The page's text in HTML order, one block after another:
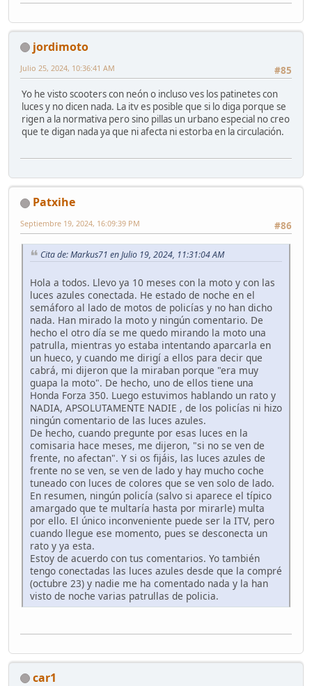
jordimoto
#85
Julio 25, 2024, 10:36:41 AM
Yo he visto scooters con neón o incluso ves los patinetes con
luces y no dicen nada. La itv es posible que si lo diga porque se
rigen a la normativa pero sino pillas un urbano especial no creo
que te digan nada ya que ni afecta ni estorba en la circulación.
Patxihe
#86
Septiembre 19, 2024, 16:09:39 PM
Cita de: Markus71 en Julio 19, 2024, 11:31:04 AM
Hola a todos. Llevo ya 10 meses con la moto y con las
luces azules conectada. He estado de noche en el
semáforo al lado de motos de policías y no han dicho
nada. Han mirado la moto y ningún comentario. De
hecho el otro día se me quedo mirando la moto una
patrulla, mientras yo estaba intentando aparcarla en
un hueco, y cuando me dirigí a ellos para decir que
cabrá, mi dijeron que la miraban porque "era muy
guapa la moto". De hecho, uno de ellos tiene una
Honda Forza 350. Luego estuvimos hablando un rato y
NADIA, APSOLUTAMENTE NADIE , de los policías ni hizo
ningún comentario de las luces azules.
De hecho, cuando pregunte por esas luces en la
comisaria hace meses, me dijeron, "si no se ven de
frente, no afectan". Y si os fijáis, las luces azules de
frente no se ven, se ven de lado y hay mucho coche
tuneado con luces de colores que se ven solo de lado.
En resumen, ningún policía (salvo si aparece el típico
amargado que te multaría hasta por mirarle) multa
por ello. El único inconveniente puede ser la ITV, pero
cuando llegue ese momento, pues se desconecta un
rato y ya esta.
Estoy de acuerdo con tus comentarios. Yo también
tengo conectadas las luces azules desde que la compré
(octubre 23) y nadie me ha comentado nada y la han
visto de noche varias patrullas de policia.
car1